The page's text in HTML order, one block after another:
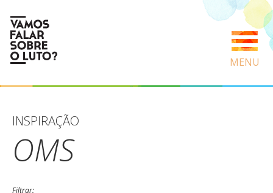
MENU
INSPIRAÇÃO
OMS
Filtrar: